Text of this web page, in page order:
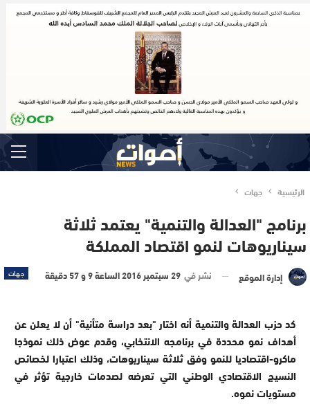
الرئيسية جهات
برنامج "العدالة والتنمية" يعتمد ثلاثة
سيناريوهات لنمو اقتصاد المملكة
جهات إدارة الموقع نشر في 29 سبتمبر 2016 الساعة 9 و 57 دقيقة
كد حزب العدالة والتنمية أنه اختار "بعد دراسة متأنية" أن لا يعلن عن
أهداف نمو محددة في برنامجه الانتخابي، وقدم عوض ذلك نموذجا
ماكرو-اقتصاديا للنمو وفق ثلاثة سيناريوهات، وذلك اعتبارا لخصائص
النسيج الاقتصادي الوطني التي تعرضه لصدمات خارجية تؤثر في
مستويات نموه.